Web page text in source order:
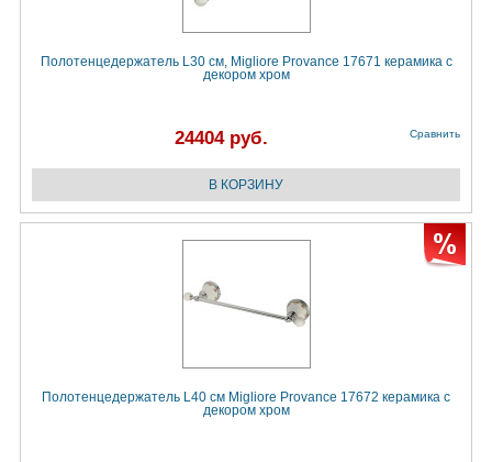
Полотенцедержатель L30 см, Migliore Provance 17671 керамика с
декором хром
24404 руб. Сравнить
Полотенцедержатель L40 см Migliore Provance 17672 керамика с
декором хром